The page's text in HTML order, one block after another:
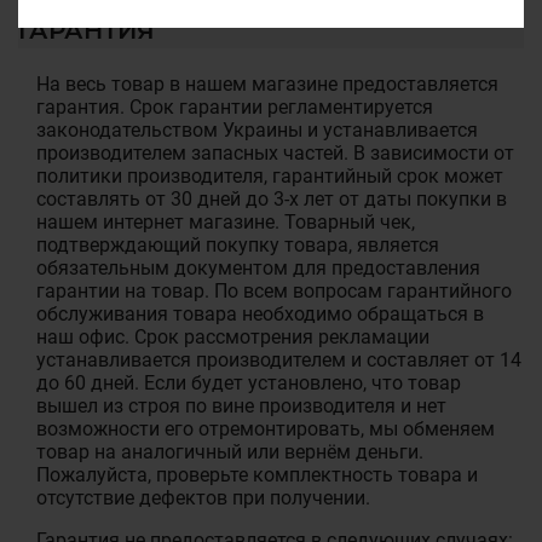
ГАРАНТИЯ
На весь товар в нашем магазине предоставляется
гарантия. Срок гарантии регламентируется
законодательством Украины и устанавливается
производителем запасных частей. В зависимости от
политики производителя, гарантийный срок может
составлять от 30 дней до 3-х лет от даты покупки в
нашем интернет магазине. Товарный чек,
подтверждающий покупку товара, является
обязательным документом для предоставления
гарантии на товар. По всем вопросам гарантийного
обслуживания товара необходимо обращаться в
наш офис. Срок рассмотрения рекламации
устанавливается производителем и составляет от 14
до 60 дней. Если будет установлено, что товар
вышел из строя по вине производителя и нет
возможности его отремонтировать, мы обменяем
товар на аналогичный или вернём деньги.
Пожалуйста, проверьте комплектность товара и
отсутствие дефектов при получении.